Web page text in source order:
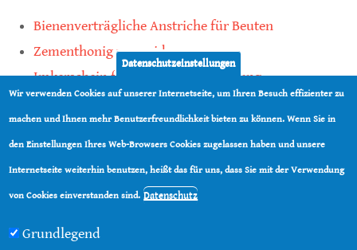
Bienenverträgliche Anstriche für Beuten
Zementhonig vermeiden
Imkerschein für Honigbienen-Haltung
Kauf von Mittelwänden ist Vertrauenssache
teilen
Datenschutzeinstellungen
Wir verwenden Cookies auf unserer Internetseite, um Ihren Besuch effizienter zu
machen und Ihnen mehr Benutzerfreundlichkeit bieten zu können. Wenn Sie in
den Einstellungen Ihres Web-Browsers Cookies zugelassen haben und unsere
Internetseite weiterhin benutzen, heißt das für uns, dass Sie mit der Verwendung
von Cookies einverstanden sind. Datenschutz
Grundlegend